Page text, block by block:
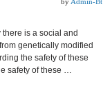
is a social and
genetically modified
the safety of these
safety of these …